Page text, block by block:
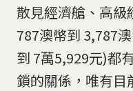
散見經濟艙、高級
787澳幣到 3,787
到 7萬5,929元)都
鎖的關係，唯有目